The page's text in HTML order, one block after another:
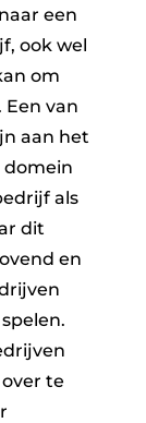
een
ook wel
om
van
aan het
als
dit
en
te